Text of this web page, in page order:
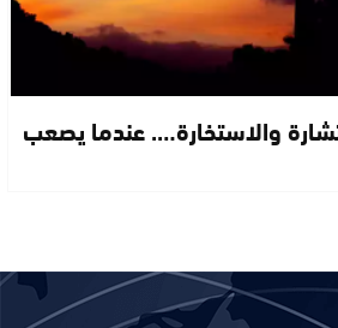
والاستخارة…. عندما يصعب